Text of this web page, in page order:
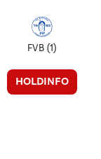
FVB (1)
HOLDINFO